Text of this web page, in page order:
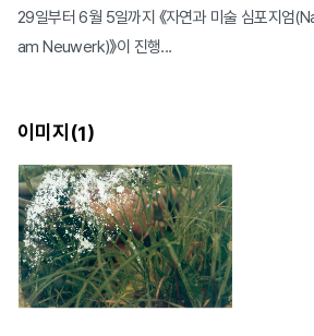
29일부터 6월 5일까지 《자연과 미술 심포지
am Neuwerk)》이 진행...
이미지(1)